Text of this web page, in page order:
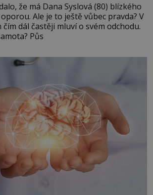
že má Dana Syslová (80) blízkého
Ale je to ještě vůbec pravda? V
dál častěji mluví o svém odchodu.
Půs